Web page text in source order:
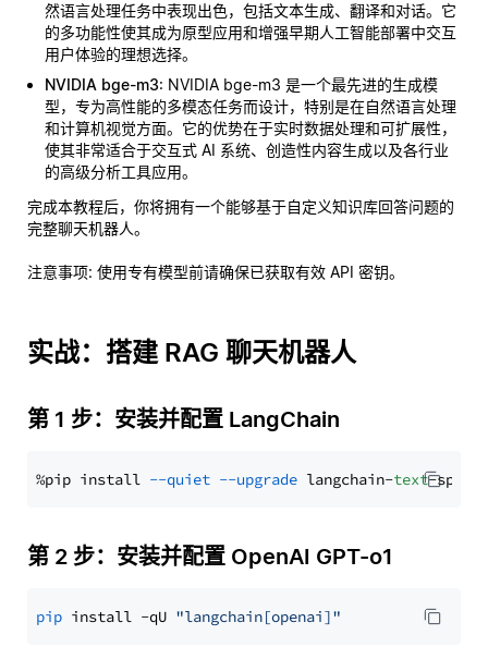
然语言处理任务中表现出色，包括文本生成、翻译和对话。它
的多功能性使其成为原型应用和增强早期人工智能部署中交互
用户体验的理想选择。
NVIDIA bge-m3: NVIDIA bge-m3 是一个最先进的生成模
型，专为高性能的多模态任务而设计，特别是在自然语言处理
和计算机视觉方面。它的优势在于实时数据处理和可扩展性，
使其非常适合于交互式 AI 系统、创造性内容生成以及各行业
的高级分析工具应用。
完成本教程后，你将拥有一个能够基于自定义知识库回答问题的
完整聊天机器人。
注意事项: 使用专有模型前请确保已获取有效 API 密钥。
实战：搭建 RAG 聊天机器人
第 1 步：安装并配置 LangChain
%pip install --quiet --upgrade langchain-text
第 2 步：安装并配置 OpenAI GPT-o1
pip install -qU "langchain[openai]"